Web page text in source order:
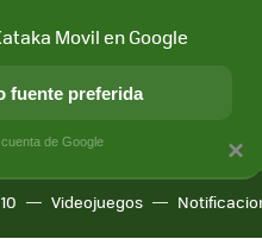
APLICACIONES
Videojuegos
×
Movil en Google
fuente preferida
de Google